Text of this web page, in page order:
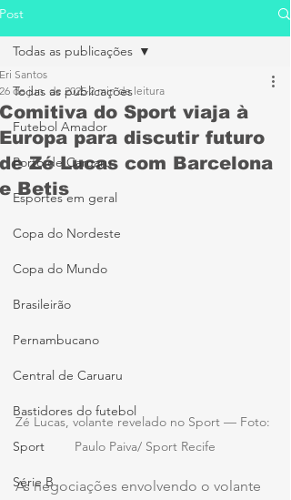
Post
Todas as publicações
Futebol Amador
Porto de Caruaru
Esportes em geral
Copa do Nordeste
Copa do Mundo
Brasileirão
Pernambucano
Central de Caruaru
Bastidores do futebol
Sport
Série B
Todas as publicações
Comitiva do Sport viaja à
Europa para discutir futuro
de Zé Lucas com Barcelona
e Betis
Eri Santos
26 de jun. de 2025 2 min de leitura
Zé Lucas, volante revelado no Sport — Foto:
Paulo Paiva/ Sport Recife
As negociações envolvendo o volante